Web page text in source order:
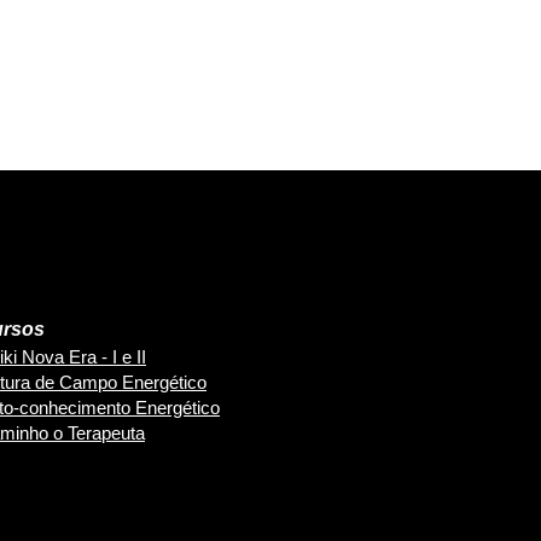
Nova Era - I e II
de Campo Energético
conhecimento Energético
o Terapeuta